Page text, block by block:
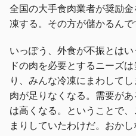
全国の大手食肉業者が奨励
凍する。その方が儲かるんで
いっぽう、外食が不振とは
ドの肉を必要とするニーズ
り、みんな冷凍にまわして
肉が足りなくなる。需要が
は高くなる。ということで
まりしていたわけだ。おかし